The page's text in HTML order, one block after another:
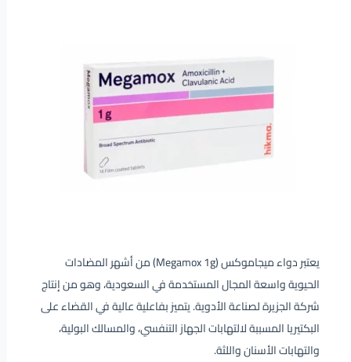
يعتبر دواء ميجاموكس (Megamox 1g) من أشهر المضادات
الحيوية واسعة المجال المستخدمة في السعودية، وهو من إنتاج
شركة الجزيرة لصناعة الأدوية. يتميز بفاعلية عالية في القضاء على
البكتيريا المسببة لالتهابات الجهاز التنفسي، والمسالك البولية،
والتهابات الأسنان واللثة.